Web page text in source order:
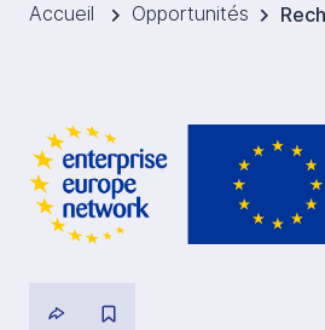
Accueil Opportunités